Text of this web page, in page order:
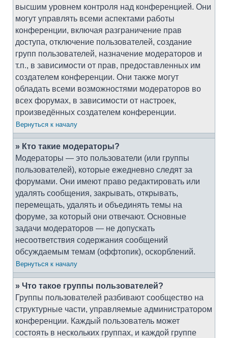
высшим уровнем контроля над конференцией. Они
могут управлять всеми аспектами работы
конференции, включая разграничение прав
доступа, отключение пользователей, создание
групп пользователей, назначение модераторов и
т.п., в зависимости от прав, предоставленных им
создателем конференции. Они также могут
обладать всеми возможностями модераторов во
всех форумах, в зависимости от настроек,
произведённых создателем конференции.
Вернуться к началу
» Кто такие модераторы?
Модераторы — это пользователи (или группы
пользователей), которые ежедневно следят за
форумами. Они имеют право редактировать или
удалять сообщения, закрывать, открывать,
перемещать, удалять и объединять темы на
форуме, за который они отвечают. Основные
задачи модераторов — не допускать
несоответствия содержания сообщений
обсуждаемым темам (оффтопик), оскорблений.
Вернуться к началу
» Что такое группы пользователей?
Группы пользователей разбивают сообщество на
структурные части, управляемые администратором
конференции. Каждый пользователь может
состоять в нескольких группах, и каждой группе